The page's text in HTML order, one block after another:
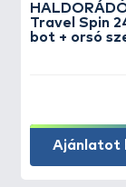
Travel Spin
bot + orsó
Ajánlatot